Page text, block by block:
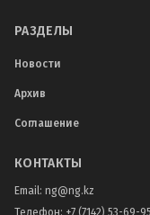
РАЗДЕЛЫ
Новости
Архив
Соглашение
КОНТАКТЫ
Email: ng@ng.kz
Телефон: +7 (7142) 53-69-95